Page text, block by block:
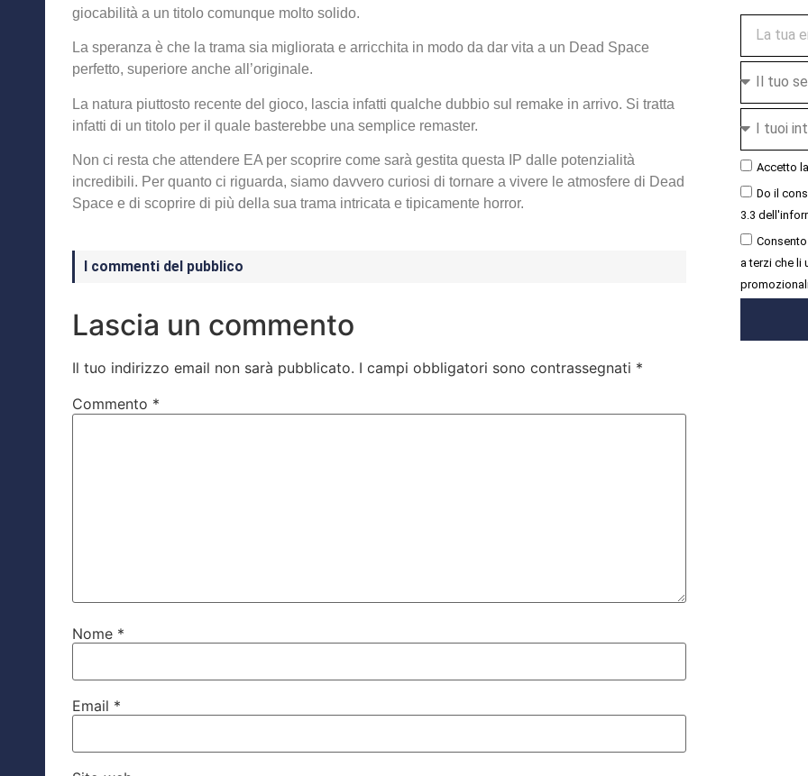
giocabilità a un titolo comunque molto solido.
La speranza è che la trama sia migliorata e arricchita in modo da dar vita a un Dead Space
perfetto, superiore anche all’originale.
La natura piuttosto recente del gioco, lascia infatti qualche dubbio sul remake in arrivo. Si tratta
infatti di un titolo per il quale basterebbe una semplice remaster.
Non ci resta che attendere EA per scoprire come sarà gestita questa IP dalle potenzialità
incredibili. Per quanto ci riguarda, siamo davvero curiosi di tornare a vivere le atmosfere di Dead
Space e di scoprire di più della sua trama intricata e tipicamente horror.
I commenti del pubblico
Lascia un commento
Il tuo indirizzo email non sarà pubblicato. I campi obbligatori sono contrassegnati *
Commento *
Nome *
Email *
Accetto la
Do il
3.3
a terzi che li